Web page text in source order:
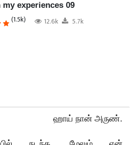
my experiences 09
(1.5k) 12.6k 5.7k
ஹாய் நான் அருண்.